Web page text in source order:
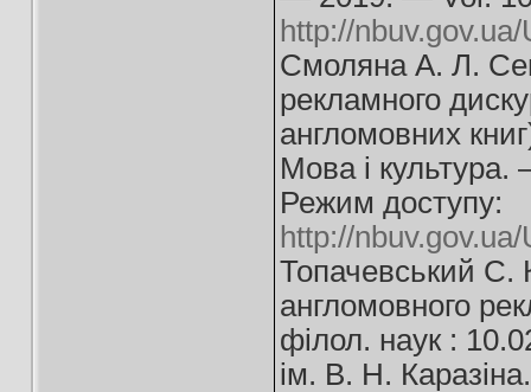
http://
Смоляна А. Л.
рекламного
англомовних
Мова і
Режим доступу:
http://
Топачевський С.
англомовного
філол. наук :
ім. В. Н.